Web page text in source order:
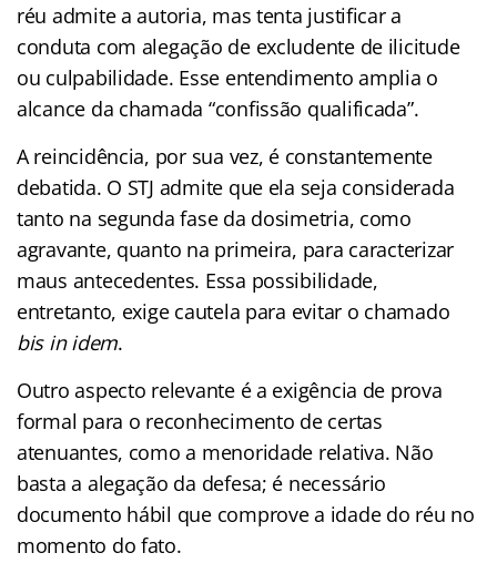
réu admite a autoria, mas tenta justificar a
conduta com alegação de excludente de ilicitude
ou culpabilidade. Esse entendimento amplia o
alcance da chamada “confissão qualificada”.
A reincidência, por sua vez, é constantemente
debatida. O STJ admite que ela seja considerada
tanto na segunda fase da dosimetria, como
agravante, quanto na primeira, para caracterizar
maus antecedentes. Essa possibilidade,
entretanto, exige cautela para evitar o chamado
bis in idem.
Outro aspecto relevante é a exigência de prova
formal para o reconhecimento de certas
atenuantes, como a menoridade relativa. Não
basta a alegação da defesa; é necessário
documento hábil que comprove a idade do réu no
momento do fato.